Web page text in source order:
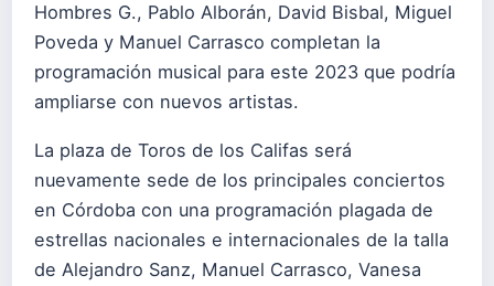
Hombres G., Pablo Alborán, David Bisbal, Miguel
Poveda y Manuel Carrasco completan la
programación musical para este 2023 que podría
ampliarse con nuevos artistas.
La plaza de Toros de los Califas será
nuevamente sede de los principales conciertos
en Córdoba con una programación plagada de
estrellas nacionales e internacionales de la talla
de Alejandro Sanz, Manuel Carrasco, Vanesa